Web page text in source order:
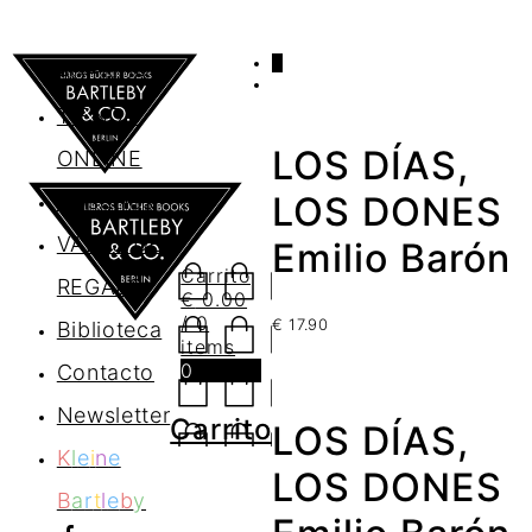
AGENDA
TIENDA
ONLINE
Nosotros
VALES DE
REGALO
Biblioteca
Contacto
Newsletter
Kleine
Bartleby
Carrito
€0.00
/ 0
items
0
Carrito
LOS DÍAS,
LOS DONES
Emilio Barón
€ 17.90
LOS DÍAS,
LOS DONES